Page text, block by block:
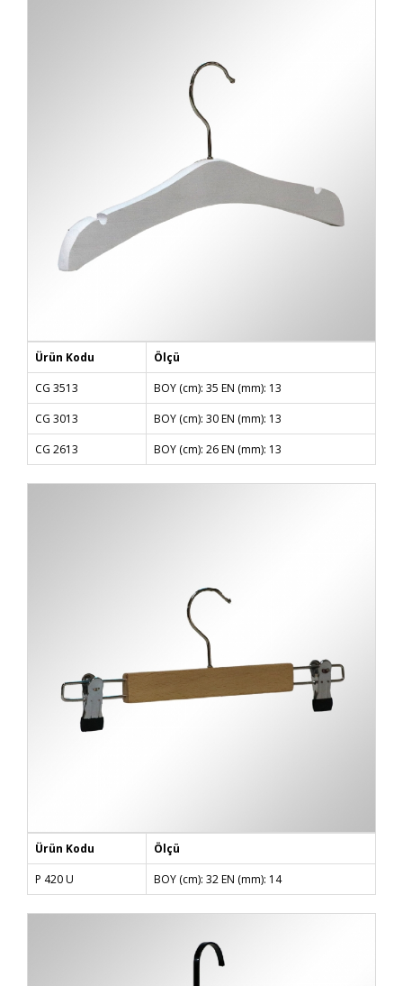
Ürün Kodu
Ölçü
CG 3513
BOY (cm): 35 EN (mm): 13
CG 3013
BOY (cm): 30 EN (mm): 13
CG 2613
BOY (cm): 26 EN (mm): 13
Ürün Kodu
Ölçü
P 420 U
BOY (cm): 32 EN (mm): 14